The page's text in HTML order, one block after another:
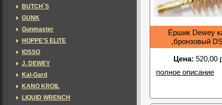
Ёршик Dewey
,бронзовый
Цена: 520,00
полное описание
BUTCH`S
GUNK
Gunmaster
HOPPE'S ELITE
IOSSO
J. DEWEY
Kal-Gard
KANO KROIL
LIQUID WRENCH